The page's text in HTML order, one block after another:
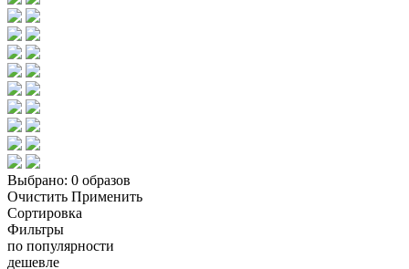
Выбрано: 0 образов
Очистить Применить
Сортировка
Фильтры
по популярности
дешевле